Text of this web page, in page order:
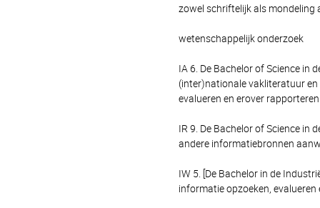
zowel schriftelijk als mondeling
wetenschappelijk onderzoek
IA 6. De Bachelor of Science
(inter)nationale vakliteratuur
evalueren en erover rapporteren
IR 9. De Bachelor of Science
andere informatiebronnen
IW 5. [De Bachelor in de
informatie opzoeken,